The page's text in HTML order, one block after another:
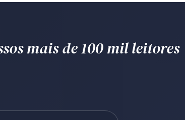
mais de 100 mil leitores